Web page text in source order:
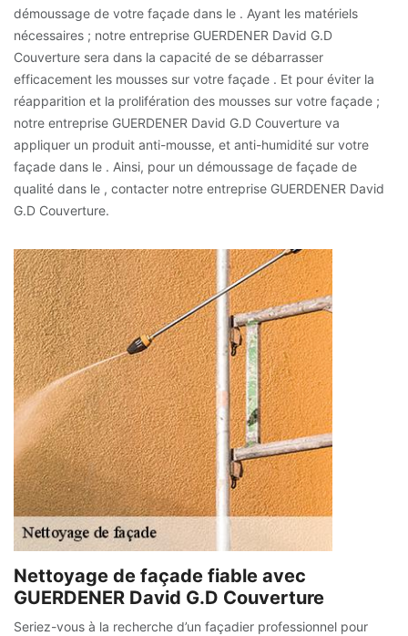
démoussage de votre façade dans le . Ayant les matériels
nécessaires ; notre entreprise GUERDENER David G.D
Couverture sera dans la capacité de se débarrasser
efficacement les mousses sur votre façade . Et pour éviter la
réapparition et la prolifération des mousses sur votre façade ;
notre entreprise GUERDENER David G.D Couverture va
appliquer un produit anti-mousse, et anti-humidité sur votre
façade dans le . Ainsi, pour un démoussage de façade de
qualité dans le , contacter notre entreprise GUERDENER David
G.D Couverture.
Nettoyage de façade fiable avec
GUERDENER David G.D Couverture
Seriez-vous à la recherche d’un façadier professionnel pour